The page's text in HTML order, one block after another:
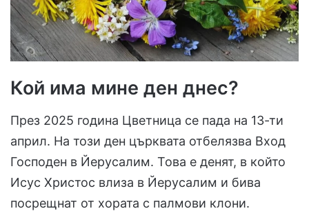
Кой има мине ден днес?
През 2025 година Цветница се пада на 13-ти
април. На този ден църквата отбелязва Вход
Господен в Йерусалим. Това е денят, в който
Исус Христос влиза в Йерусалим и бива
посрещнат от хората с палмови клони.